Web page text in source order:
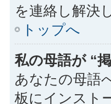
を連絡し解決
トップへ
私の母語が “
あなたの母語
板にインスト